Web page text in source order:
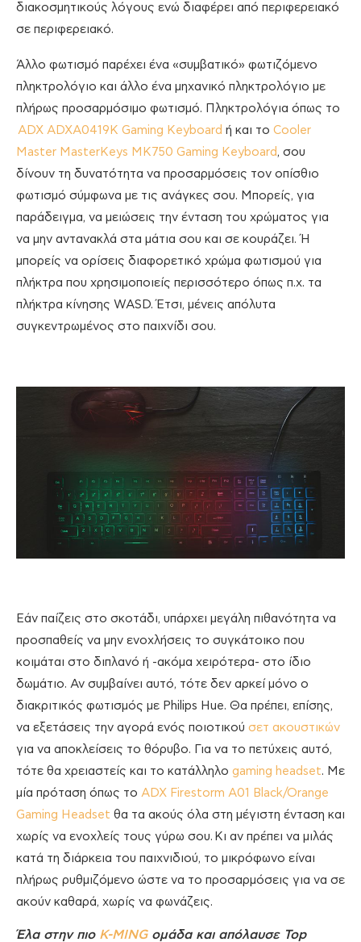
διακοσμητικούς λόγους ενώ διαφέρει από περιφερειακό
σε περιφερειακό.
Άλλο φωτισμό παρέχει ένα «συμβατικό» φωτιζόμενο
πληκτρολόγιο και άλλο ένα μηχανικό πληκτρολόγιο με
πλήρως προσαρμόσιμο φωτισμό. Πληκτρολόγια όπως το
ADX ADXA0419K Gaming Keyboard ή και το Cooler
Master MasterKeys MK750 Gaming Keyboard , σου
δίνουν τη δυνατότητα να προσαρμόσεις τον οπίσθιο
φωτισμό σύμφωνα με τις ανάγκες σου. Μπορείς, για
παράδειγμα, να μειώσεις την ένταση του χρώματος για
να μην αντανακλά στα μάτια σου και σε κουράζει. Ή
μπορείς να ορίσεις διαφορετικό χρώμα φωτισμού για
πλήκτρα που χρησιμοποιείς περισσότερο όπως π.χ. τα
πλήκτρα κίνησης WASD. Έτσι, μένεις απόλυτα
συγκεντρωμένος στο παιχνίδι σου.
Εάν παίζεις στο σκοτάδι, υπάρχει μεγάλη πιθανότητα να
προσπαθείς να μην ενοχλήσεις το συγκάτοικο που
κοιμάται στο διπλανό ή -ακόμα χειρότερα- στο ίδιο
δωμάτιο. Αν συμβαίνει αυτό, τότε δεν αρκεί μόνο ο
διακριτικός φωτισμός με Philips Hue. Θα πρέπει, επίσης,
να εξετάσεις την αγορά ενός ποιοτικού σετ ακουστικών
για να αποκλείσεις το θόρυβο. Για να το πετύχεις αυτό,
τότε θα χρειαστείς και το κατάλληλο gaming headset. Με
μία πρόταση όπως το ADX Firestorm A01 Black/Orange
Gaming Headset θα τα ακούς όλα στη μέγιστη ένταση και
χωρίς να ενοχλείς τους γύρω σου. Κι αν πρέπει να μιλάς
κατά τη διάρκεια του παιχνιδιού, το μικρόφωνο είναι
πλήρως ρυθμιζόμενο ώστε να το προσαρμόσεις για να σε
ακούν καθαρά, χωρίς να φωνάζεις.
Έλα στην πιο K-MINGομάδα και απόλαυσε Top